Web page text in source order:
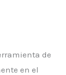
de
en el